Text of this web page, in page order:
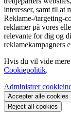
interesser, samt til at
Reklame-/targeting-
reklamer på vores
relevante for dig og
reklamekampagners
Hvis du vil vide
Cookiepolitik.
Administrer
Accepter alle cookies
Reject all cookies